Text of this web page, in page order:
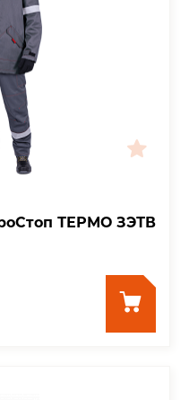
ТЕРМО ЗЭТВ